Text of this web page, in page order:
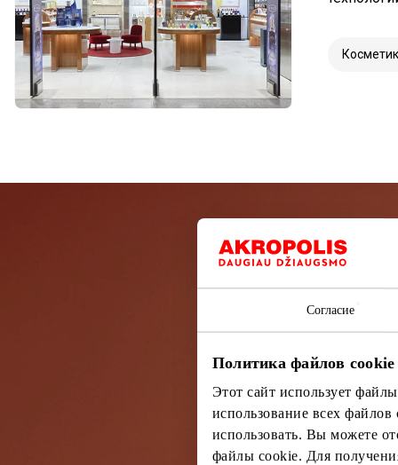
Согласие
Политика файлов cookie
Этот сайт использует
использование всех
использовать. Вы можете
файлы cookie. Для
Узнайте